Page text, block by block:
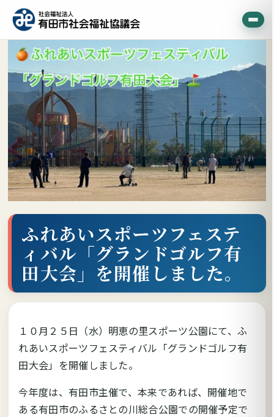
ふれあいスポーツフェステ
ィバル「グランドゴルフ有
田大会」を開催しました。
１０月２５日（水）明恵の里スポーツ公園にて、ふ
れあいスポーツフェスティバル「グランドゴルフ有
田大会」を開催しました。
今年度は、有田市主催で、本来であれば、開催地で
ある有田市のふるさとの川総合公園での開催予定で